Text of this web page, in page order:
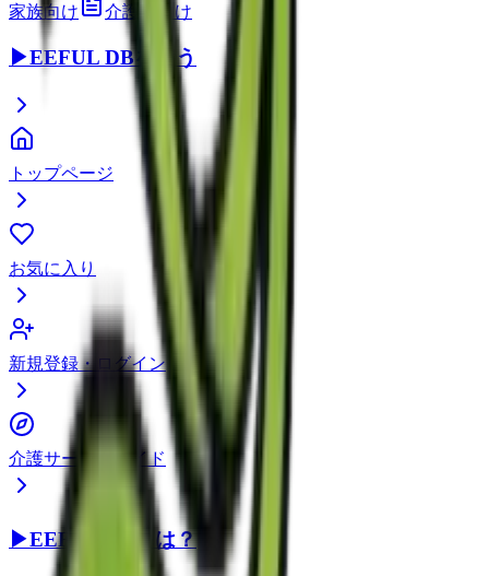
家族向け
介護職向け
▶EEFUL DBを使う
トップページ
お気に入り
新規登録・ログイン
介護サービスガイド
▶EEFUL DBとは？